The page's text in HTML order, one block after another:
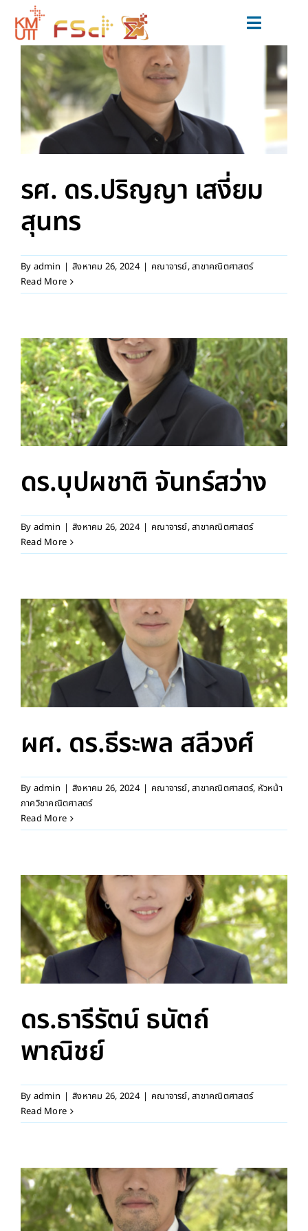
content
Toggle
สมัครเรียน
หลักสูตร
วิจัยและนวัตกรรม
สำหรับนักศึกษาปัจจุบัน
เกี่ยวกับเรา
รศ. ดร.ปริญญา เสงี่ยม
สุนทร
By admin | สิงหาคม 26, 2024 | คณาจารย์,สาขาคณิตศาสตร์
Read More
ดร.บุปผชาติ จันทร์สว่าง
By admin | สิงหาคม 26, 2024 | คณาจารย์,สาขาคณิตศาสตร์
Read More
ผศ. ดร.ธีระพล สลีวงศ์
By admin | สิงหาคม 26, 2024 | คณาจารย์,สาขาคณิตศาสตร์, หัวหน้า
ภาควิชาคณิตศาสตร์
Read More
ดร.ธารีรัตน์ ธนัตถ์
พาณิชย์
By admin | สิงหาคม 26, 2024 | คณาจารย์,สาขาคณิตศาสตร์
Read More